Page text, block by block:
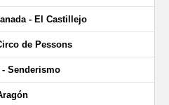
- El Castillejo
de Pessons
Senderismo